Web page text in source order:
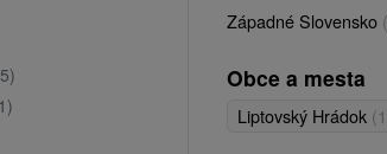
Západné Slovensko
Obce a mesta
Liptovský Hrádok